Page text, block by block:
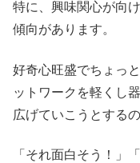
特に、興味関心が向
傾向があります。
好奇心旺盛でちょっ
ットワークを軽くし
広げていこうとする
「それ面白そう！」